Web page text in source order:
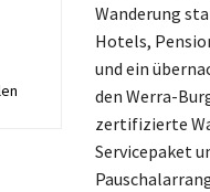
Wanderung
Hotels,
und ein
den Werra-
zertifizierte
Servicepaket